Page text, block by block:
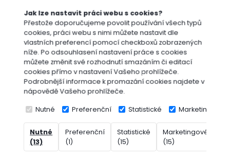
Jak lze nastavit práci webu s cookies?
Přestože doporučujeme povolit používání všech typů
cookies, práci webu s nimi můžete nastavit dle
vlastních preferencí pomocí checkboxů zobrazených
níže. Po odsouhlasení nastavení práce s cookies
můžete změnit své rozhodnutí smazáním či editací
cookies přímo v nastavení Vašeho prohlížeče.
Podrobnější informace k promazání cookies najdete v
nápovědě Vašeho prohlížeče.
Nutné Preferenční Statistické Marketingové
Nutné
(13)
Preferenční
(1)
Statistické
(15)
Marketingové
(15)
SUBSTRÁTY A MULČOVÁNÍ